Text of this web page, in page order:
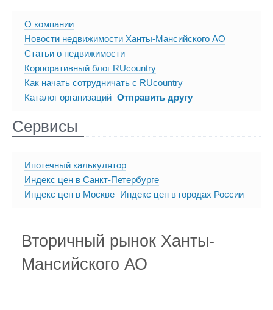
О компании
Новости недвижимости Ханты-Мансийского АО
Статьи о недвижимости
Корпоративный блог RUcountry
Как начать сотрудничать с RUcountry
Каталог организаций Отправить другу
Сервисы
Ипотечный калькулятор
Индекс цен в Санкт-Петербурге
Индекс цен в Москве Индекс цен в городах России
Вторичный рынок Ханты-
Мансийского АО